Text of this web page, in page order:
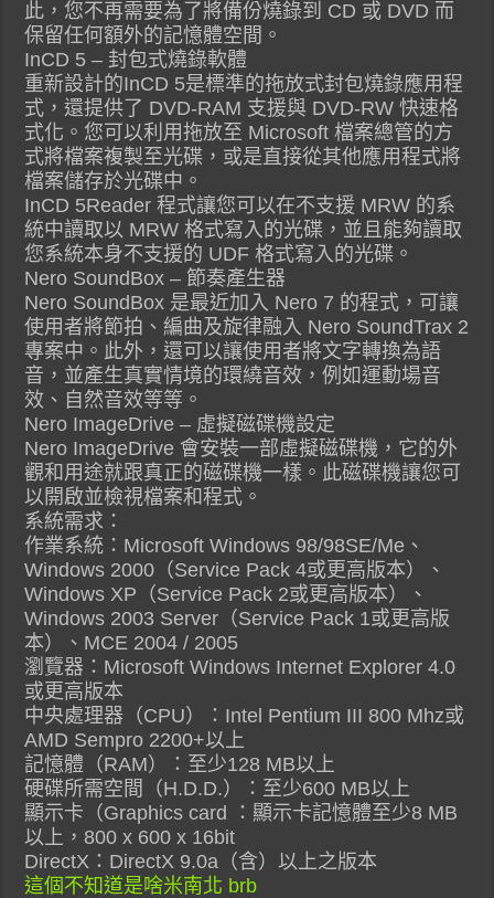
此，您不再需要為了將備份燒錄到 CD 或 DVD 而
保留任何額外的記憶體空間。
InCD 5 – 封包式燒錄軟體
重新設計的InCD 5是標準的拖放式封包燒錄應用程
式，還提供了 DVD-RAM 支援與 DVD-RW 快速格
式化。您可以利用拖放至 Microsoft 檔案總管的方
式將檔案複製至光碟，或是直接從其他應用程式將
檔案儲存於光碟中。
InCD 5Reader 程式讓您可以在不支援 MRW 的系
統中讀取以 MRW 格式寫入的光碟，並且能夠讀取
您系統本身不支援的 UDF 格式寫入的光碟。
Nero SoundBox – 節奏產生器
Nero SoundBox 是最近加入 Nero 7 的程式，可讓
使用者將節拍、編曲及旋律融入 Nero SoundTrax 2
專案中。此外，還可以讓使用者將文字轉換為語
音，並產生真實情境的環繞音效，例如運動場音
效、自然音效等等。
Nero ImageDrive – 虛擬磁碟機設定
Nero ImageDrive 會安裝一部虛擬磁碟機，它的外
觀和用途就跟真正的磁碟機一樣。此磁碟機讓您可
以開啟並檢視檔案和程式。
系統需求：
作業系統：Microsoft Windows 98/98SE/Me、
Windows 2000（Service Pack 4或更高版本）、
Windows XP（Service Pack 2或更高版本）、
Windows 2003 Server（Service Pack 1或更高版
本）、MCE 2004 / 2005
瀏覽器：Microsoft Windows Internet Explorer 4.0
或更高版本
中央處理器（CPU）：Intel Pentium III 800 Mhz或
AMD Sempro 2200+以上
記憶體（RAM）：至少128 MB以上
硬碟所需空間（H.D.D.）：至少600 MB以上
顯示卡（Graphics card ：顯示卡記憶體至少8 MB
以上，800 x 600 x 16bit
DirectX：DirectX 9.0a（含）以上之版本
這個不知道是啥米南北 brb